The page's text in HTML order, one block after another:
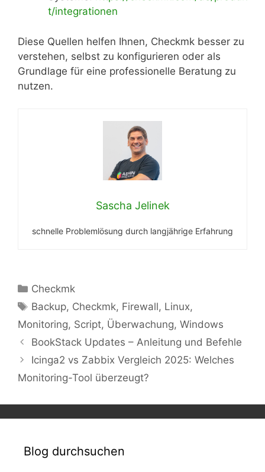
t/integrationen
Diese Quellen helfen Ihnen, Checkmk besser zu
verstehen, selbst zu konfigurieren oder als
Grundlage für eine professionelle Beratung zu
nutzen.
Sascha Jelinek
schnelle Problemlösung durch langjährige Erfahrung
Kategorien
Checkmk
Schlagwörter
Backup, Checkmk, Firewall, Linux,
Monitoring, Script, Überwachung, Windows
BookStack Updates – Anleitung und Befehle
Icinga2 vs Zabbix Vergleich 2025: Welches
Monitoring-Tool überzeugt?
Blog durchsuchen